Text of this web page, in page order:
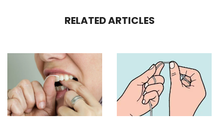
RELATED ARTICLES